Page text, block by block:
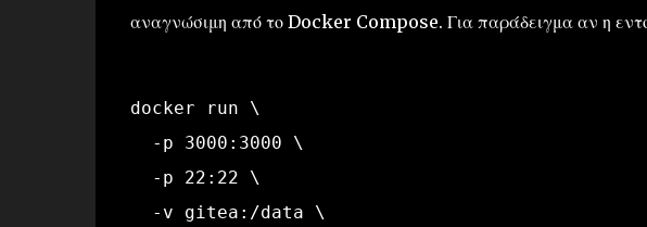
αναγνώσιμη από το Docker Compose. Για παράδειγμα αν η
docker run \
-p 3000:3000 \
-p 22:22 \
-v gitea:/data \